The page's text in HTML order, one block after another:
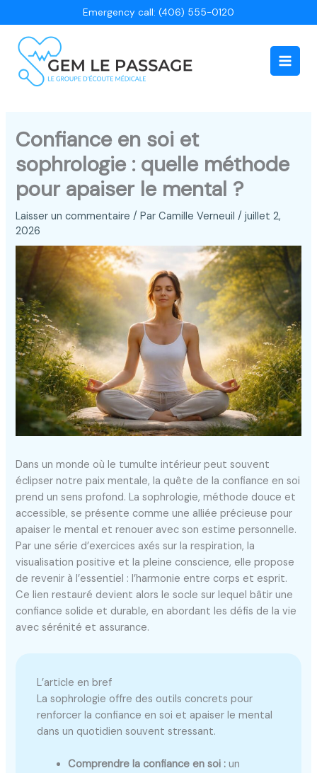
au
contenu
Emergency call: (406) 555-0120
Main
Confiance en soi et
sophrologie : quelle méthode
pour apaiser le mental ?
Laisser un commentaire / ParCamille Verneuil/juillet 2,
2026
Dans un monde où le tumulte intérieur peut souvent
éclipser notre paix mentale, la quête de la confiance en soi
prend un sens profond. La sophrologie, méthode douce et
accessible, se présente comme une alliée précieuse pour
apaiser le mental et renouer avec son estime personnelle.
Par une série d’exercices axés sur la respiration, la
visualisation positive et la pleine conscience, elle propose
de revenir à l’essentiel : l’harmonie entre corps et esprit.
Ce lien restauré devient alors le socle sur lequel bâtir une
confiance solide et durable, en abordant les défis de la vie
avec sérénité et assurance.
L’article en bref
La sophrologie offre des outils concrets pour
renforcer la confiance en soi et apaiser le mental
dans un quotidien souvent stressant.
Comprendre la confiance en soi : un